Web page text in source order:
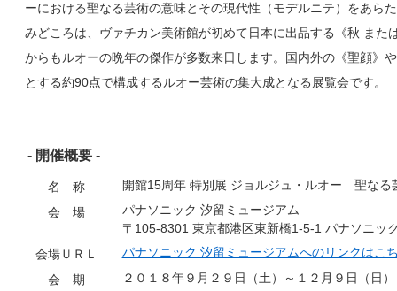
ーにおける聖なる芸術の意味とその現代性（モデルニテ）をあら
みどころは、ヴァチカン美術館が初めて日本に出品する《秋 また
からもルオーの晩年の傑作が多数来日します。国内外の《聖顔》
とする約90点で構成するルオー芸術の集大成となる展覧会です。
- 開催概要 -
名 称
開館15周年 特別展 ジョルジュ・ルオー 聖なる
会 場
パナソニック 汐留ミュージアム
〒105-8301 東京都港区東新橋1-5-1 パナソニッ
会場ＵＲＬ
パナソニック 汐留ミュージアムへのリンクはこ
会 期
２０１８年９月２９日（土）～１２月９日（日）